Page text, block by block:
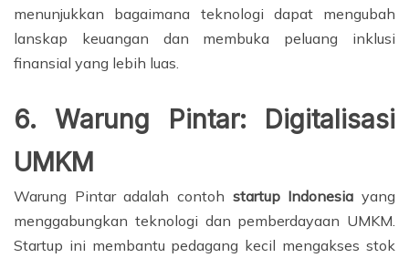
menunjukkan bagaimana teknologi dapat mengubah
lanskap keuangan dan membuka peluang inklusi
finansial yang lebih luas.
6. Warung Pintar: Digitalisasi
UMKM
Warung Pintar adalah contoh startup Indonesia yang
menggabungkan teknologi dan pemberdayaan UMKM.
Startup ini membantu pedagang kecil mengakses stok